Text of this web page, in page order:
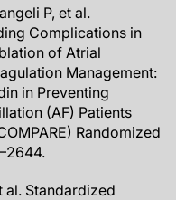
P, et al.
Complications in
of Atrial
Management:
in Preventing
(AF) Patients
Randomized
al. Standardized